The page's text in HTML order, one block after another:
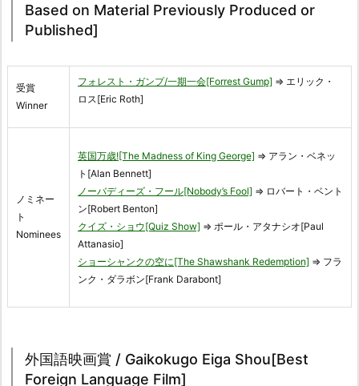
Based on Material Previously Produced or
Published]
受賞
Winner
フォレスト・ガンプ/一期一会[Forrest Gump] ⇒ エリック・
ロス[Eric Roth]
ノミネー
ト
Nominees
英国万歳![The Madness of King George] ⇒ アラン・ベネッ
ト[Alan Bennett]
ノーバディーズ・フール[Nobody’s Fool] ⇒ ロバート・ベント
ン[Robert Benton]
クイズ・ショウ[Quiz Show] ⇒ ポール・アタナシオ[Paul
Attanasio]
ショーシャンクの空に[The Shawshank Redemption] ⇒ フラ
ンク・ダラボン[Frank Darabont]
外国語映画賞 / Gaikokugo Eiga Shou[Best
Foreign Language Film]